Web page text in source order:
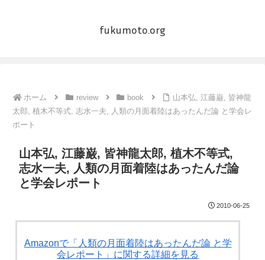
fukumoto.org
ホーム review book
山本弘, 江藤巌, 皆神龍
太郎, 植木不等式, 志水一夫, 人類の月面着陸はあったんだ論 と学会レ
ポート
山本弘, 江藤巌, 皆神龍太郎, 植木不等式,
志水一夫, 人類の月面着陸はあったんだ論
と学会レポート
2010-06-25
Amazonで「人類の月面着陸はあったんだ論 と学
会レポート」に関する詳細を見る